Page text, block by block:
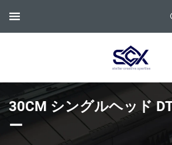
30CM シングルヘッド
ー